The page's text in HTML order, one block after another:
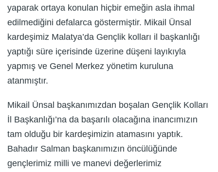
yaparak ortaya konulan hiçbir emeğin asla ihmal
edilmediğini defalarca göstermiştir. Mikail Ünsal
kardeşimiz Malatya’da Gençlik kolları il başkanlığı
yaptığı süre içerisinde üzerine düşeni layıkıyla
yapmış ve Genel Merkez yönetim kuruluna
atanmıştır.
Mikail Ünsal başkanımızdan boşalan Gençlik Kolları
İl Başkanlığı’na da başarılı olacağına inancımızın
tam olduğu bir kardeşimizin atamasını yaptık.
Bahadır Salman başkanımızın öncülüğünde
gençlerimiz milli ve manevi değerlerimiz